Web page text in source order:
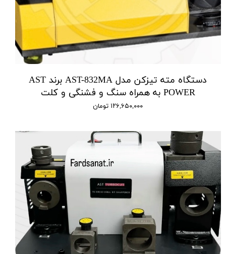
دستگاه مته تیزکن مدل AST-832MA برند AST
POWER به همراه سنگ و فشنگی و کلت
۱۲۶,۶۵۰,۰۰۰ تومان